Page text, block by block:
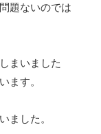
題ないのでは
まいました
ます。
ました。